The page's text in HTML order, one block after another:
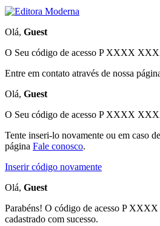
Olá, Guest
O Seu código de acesso P XXXX
Entre em contato através de nossa
Olá, Guest
O Seu código de acesso P XXXX
Tente inseri-lo novamente ou em caso
página Fale conosco.
Inserir código novamente
Olá, Guest
Parabéns! O código de acesso P
cadastrado com sucesso.